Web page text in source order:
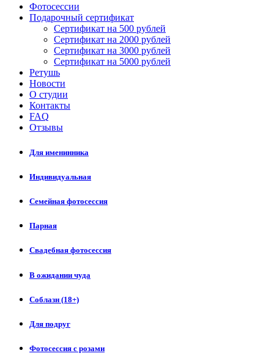
Фотосессии
Подарочный сертификат
Сертификат на 500 рублей
Сертификат на 2000 рублей
Сертификат на 3000 рублей
Сертификат на 5000 рублей
Ретушь
Новости
О студии
Контакты
FAQ
Отзывы
Для именинника
Индивидуальная
Семейная фотосессия
Парная
Свадебная фотосессия
В ожидании чуда
Соблазн (18+)
Для подруг
Фотосессия с розами